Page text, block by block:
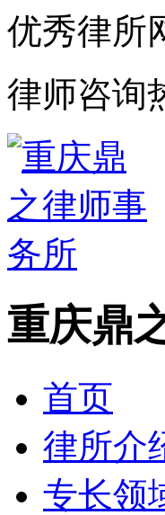
优秀律所
律师咨询
重庆鼎
首页
律所介
专长领